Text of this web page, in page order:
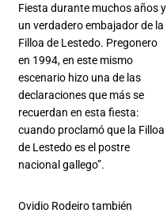
Fiesta durante muchos años y
un verdadero embajador de la
Filloa de Lestedo. Pregonero
en 1994, en este mismo
escenario hizo una de las
declaraciones que más se
recuerdan en esta fiesta:
cuando proclamó que la Filloa
de Lestedo es el postre
nacional gallego”.
Ovidio Rodeiro también